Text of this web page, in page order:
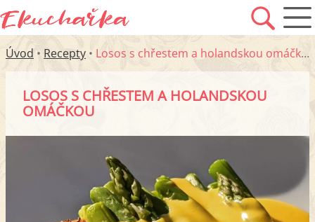
Úvod • Recepty • Losos s chřestem a holandskou omáčkou
LOSOS S CHŘESTEM A HOLANDSKOU
OMÁČKOU